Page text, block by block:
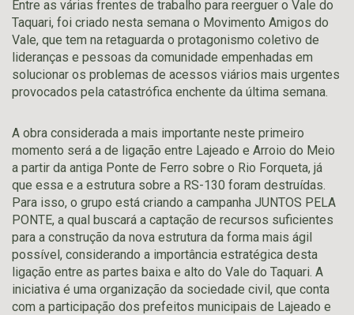
Entre as várias frentes de trabalho para reerguer o Vale do
Taquari, foi criado nesta semana o Movimento Amigos do
Vale, que tem na retaguarda o protagonismo coletivo de
lideranças e pessoas da comunidade empenhadas em
solucionar os problemas de acessos viários mais urgentes
provocados pela catastrófica enchente da última semana.
A obra considerada a mais importante neste primeiro
momento será a de ligação entre Lajeado e Arroio do Meio
a partir da antiga Ponte de Ferro sobre o Rio Forqueta, já
que essa e a estrutura sobre a RS-130 foram destruídas.
Para isso, o grupo está criando a campanha JUNTOS PELA
PONTE, a qual buscará a captação de recursos suficientes
para a construção da nova estrutura da forma mais ágil
possível, considerando a importância estratégica desta
ligação entre as partes baixa e alto do Vale do Taquari. A
iniciativa é uma organização da sociedade civil, que conta
com a participação dos prefeitos municipais de Lajeado e